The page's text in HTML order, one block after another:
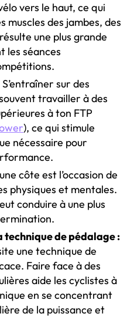
vers le haut, ce qui
des jambes, des
une plus grande
les séances
S’entraîner sur des
travailler à des
à ton FTP
), ce qui stimule
nécessaire pour
côte est l’occasion de
physiques et mentales.
conduire à une plus
de pédalage :
une technique de
Faire face à des
aide les cyclistes à
en se concentrant
de la puissance et